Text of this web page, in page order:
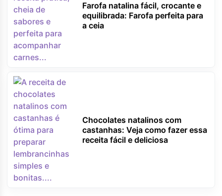
Farofa natalina fácil, crocante e
equilibrada: Farofa perfeita para
a ceia
Chocolates natalinos com
castanhas: Veja como fazer essa
receita fácil e deliciosa